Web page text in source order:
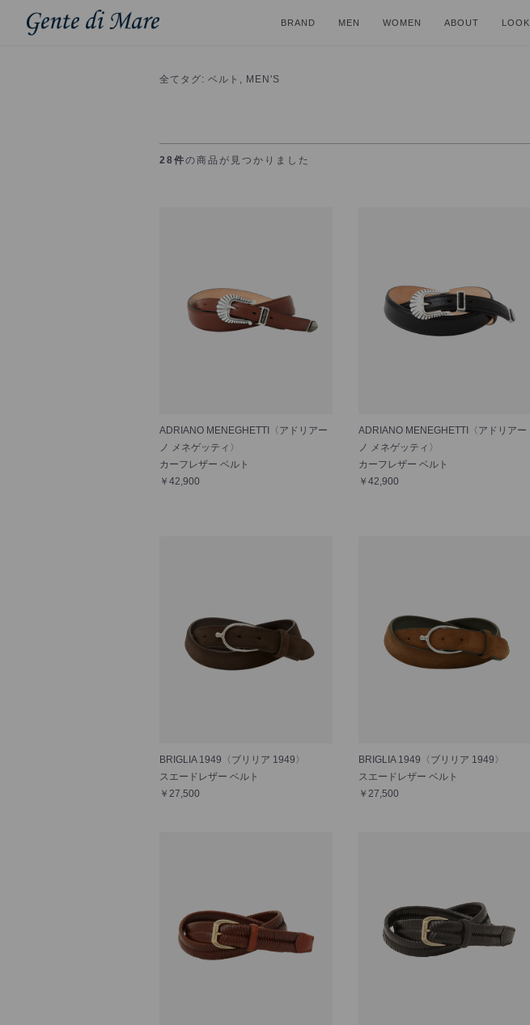
BRAND MEN WOMEN ABOUT LOOK
全て タグ: ベルト, MEN'S
28件の商品が見つかりました
ADRIANO MENEGHETTI〈アドリアー
ノ メネゲッティ〉
カーフレザー ベルト
￥42,900
ADRIANO MENEGHETTI〈アドリアー
ノ メネゲッティ〉
カーフレザー ベルト
￥42,900
BRIGLIA 1949〈ブリリア 1949〉
スエードレザー ベルト
￥27,500
BRIGLIA 1949〈ブリリア 1949〉
スエードレザー ベルト
￥27,500